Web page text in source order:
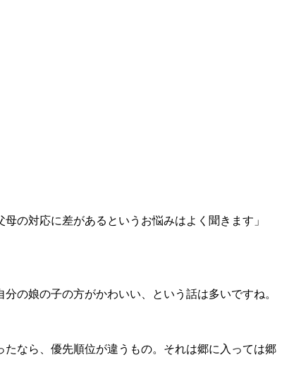
の対応に差があるというお悩みはよく聞きます」
の娘の子の方がかわいい、という話は多いですね。
なら、優先順位が違うもの。それは郷に入っては郷